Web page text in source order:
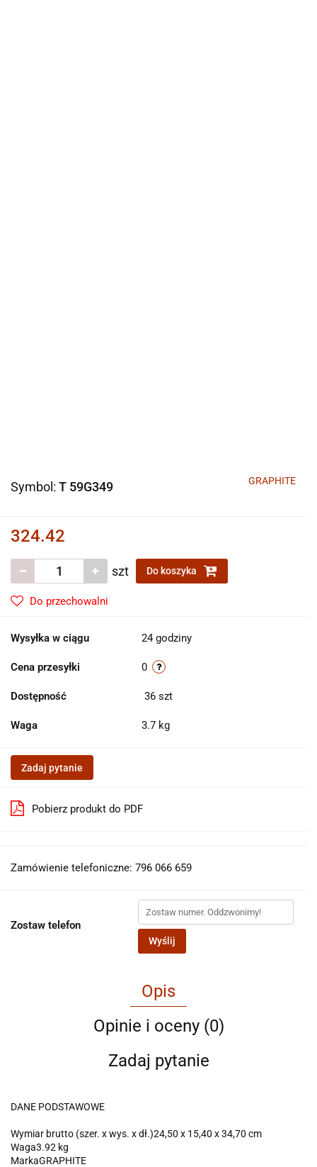
Symbol: T 59G349 GRAPHITE
324.42
szt Do koszyka
Do przechowalni
Wysyłka w ciągu 24 godziny
Cena przesyłki 0
Dostępność 36 szt
Waga 3.7 kg
Zadaj pytanie
Pobierz produkt do PDF
Zamówienie telefoniczne: 796 066 659
Zostaw telefon
Wyślij
Opis
Opinie i oceny (0)
Zadaj pytanie
DANE PODSTAWOWE
Wymiar brutto (szer. x wys. x dł.)24,50 x 15,40 x 34,70 cm
Waga3.92 kg
MarkaGRAPHITE